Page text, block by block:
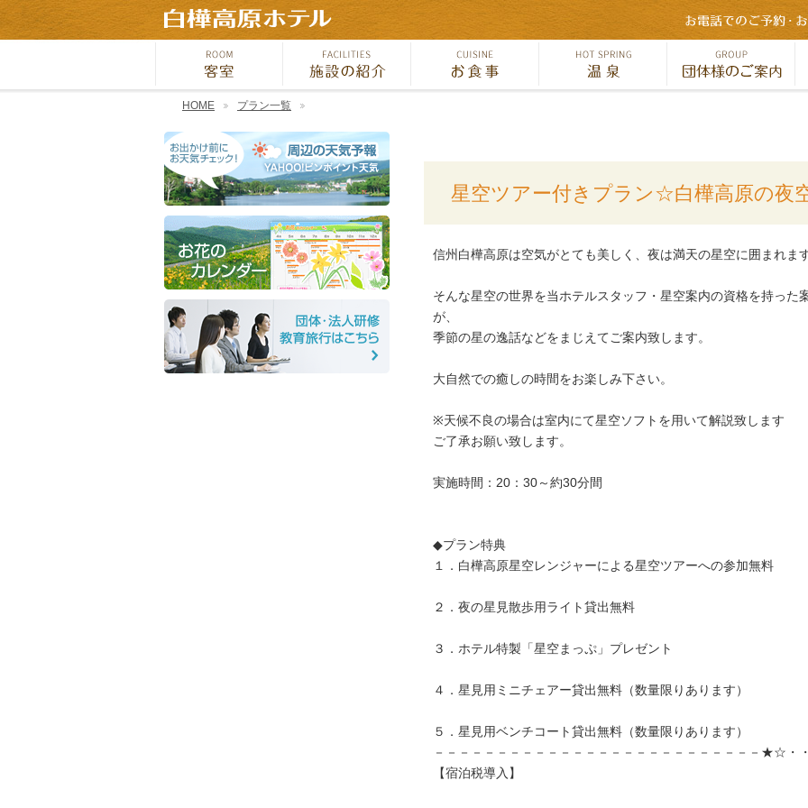
HOME プラン一覧
星空ツアー付きプラン☆白樺高原の夜
信州白樺高原は空気がとても美しく、夜は満天の星空に囲まれま
そんな星空の世界を当ホテルスタッフ・星空案内の資格を持った
が、
季節の星の逸話などをまじえてご案内致します。
大自然での癒しの時間をお楽しみ下さい。
※天候不良の場合は室内にて星空ソフトを用いて解説致します
ご了承お願い致します。
実施時間：20：30～約30分間
◆プラン特典
１．白樺高原星空レンジャーによる星空ツアーへの参加無料
２．夜の星見散歩用ライト貸出無料
３．ホテル特製「星空まっぷ」プレゼント
４．星見用ミニチェアー貸出無料（数量限りあります）
５．星見用ベンチコート貸出無料（数量限りあります）
－－－－－－－－－－－－－－－－－－－－－－－－－－★☆・
【宿泊税導入】